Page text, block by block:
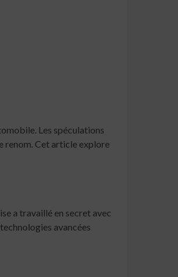
Les spéculations
renom. Cet article explore
a travaillé en secret avec
avancées